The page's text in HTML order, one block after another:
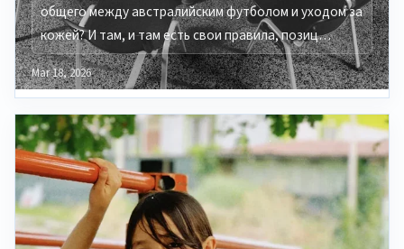
общего между австралийским футболом и уходом за
кожей? И там, и там есть свои правила, позиц…
Mar 18, 2026